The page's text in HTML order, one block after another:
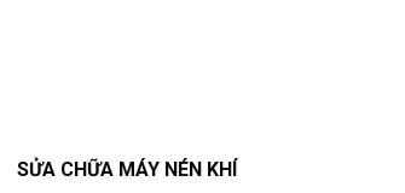
SỬA CHỮA MÁY NÉN KHÍ